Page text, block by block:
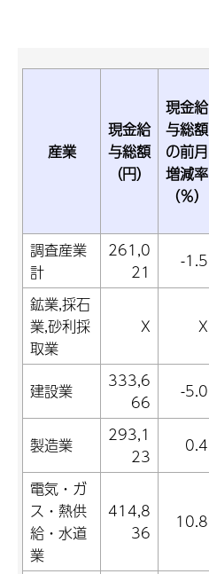
産業
現金給
与総額
（円）
現金給
与総額
の前月
増減率
（％）
調査産業
計
261,0
21
-1.5
鉱業,採石
業,砂利採
取業
X X
建設業
333,6
66
-5.0
製造業
293,1
23
0.4
電気・ガ
ス・熱供
給・水道
業
414,8
36
10.8